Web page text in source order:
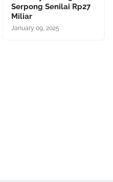
Serpong Senilai Rp27
Miliar
January 09, 2025